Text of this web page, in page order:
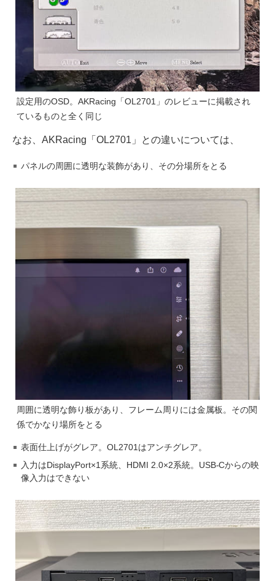
設定用のOSD。AKRacing「OL2701」のレビューに掲載され
ているものと全く同じ
なお、AKRacing「OL2701」との違いについては、
パネルの周囲に透明な装飾があり、その分場所をとる
周囲に透明な飾り板があり、フレーム周りには金属板。その関
係でかなり場所をとる
表面仕上げがグレア。OL2701はアンチグレア。
入力はDisplayPort×1系統、HDMI 2.0×2系統。USB-Cからの映
像入力はできない